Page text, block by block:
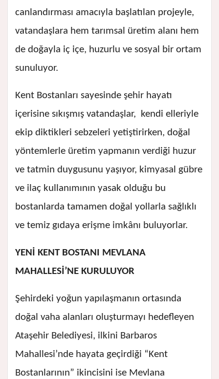
canlandırması amacıyla başlatılan projeyle,
vatandaşlara hem tarımsal üretim alanı hem
de doğayla iç içe, huzurlu ve sosyal bir ortam
sunuluyor.
Kent Bostanları sayesinde şehir hayatı
içerisine sıkışmış vatandaşlar, kendi elleriyle
ekip diktikleri sebzeleri yetiştirirken, doğal
yöntemlerle üretim yapmanın verdiği huzur
ve tatmin duygusunu yaşıyor, kimyasal gübre
ve ilaç kullanımının yasak olduğu bu
bostanlarda tamamen doğal yollarla sağlıklı
ve temiz gıdaya erişme imkânı buluyorlar.
YENİ KENT BOSTANI MEVLANA
MAHALLESİ’NE KURULUYOR
Şehirdeki yoğun yapılaşmanın ortasında
doğal vaha alanları oluşturmayı hedefleyen
Ataşehir Belediyesi, ilkini Barbaros
Mahallesi’nde hayata geçirdiği “Kent
Bostanlarının” ikincisini ise Mevlana